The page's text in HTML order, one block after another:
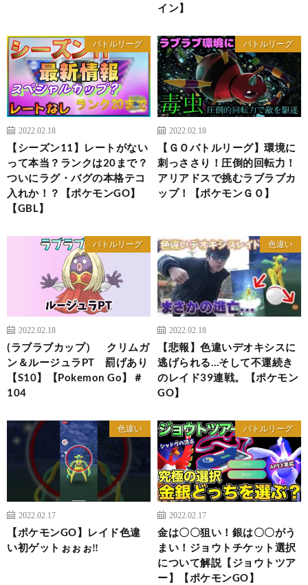
イン】
バトルリーグ
2022.02.18
【シーズン11】レートがない
って本当？ランクは20まで？
ついにラグ・バグの本格テコ
入れか！？【ポケモンGO】
【GBL】
バトルリーグ
2022.02.18
【ＧＯバトルリーグ】環境に
刺っささり！圧倒的回転力！
アリアドスで挑むラブラブカ
ップ！【ポケモンＧＯ】
バトルリーグ
2022.02.18
(ラブラブカップ） クリムガ
ン＆ルージュラPT 罰げあり
【S10】【Pokemon Go】＃
104
色違い
2022.02.18
【悲報】色違いデオキシスに
逃げられる…そして不運続き
のレイド39連戦。【ポケモン
GO】
色違い
2022.02.17
【ポケモンGO】レイド色違
い初ゲットぉぉぉ‼︎
バトルリーグ
2022.02.17
金は〇〇狙い！銀は〇〇がう
まい！ジョウトチケット選択
について解説【ジョウトツア
ー】【ポケモンGO】